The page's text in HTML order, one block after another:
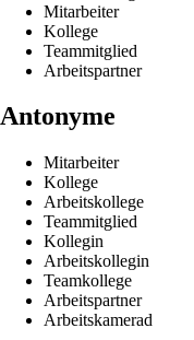
Mitarbeiter
Kollege
Teammitglied
Arbeitspartner
Antonyme
Mitarbeiter
Kollege
Arbeitskollege
Teammitglied
Kollegin
Arbeitskollegin
Teamkollege
Arbeitspartner
Arbeitskamerad